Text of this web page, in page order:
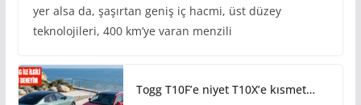
yer alsa da, şaşırtan geniş iç hacmi, üst düzey
teknolojileri, 400 km’ye varan menzili
Togg T10F’e niyet T10X’e kısmet…